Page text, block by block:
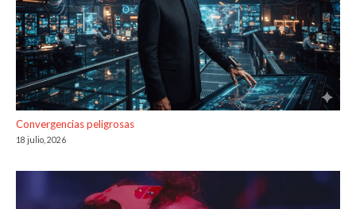
Convergencias peligrosas
18 julio, 2026